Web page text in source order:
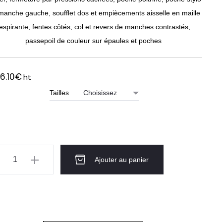
gauche, soufflet dos et empiècements aisselle en maille
fentes côtés, col et revers de manches contrastés,
passepoil de couleur sur épaules et poches
€ht
Tailles
Ajouter au panier